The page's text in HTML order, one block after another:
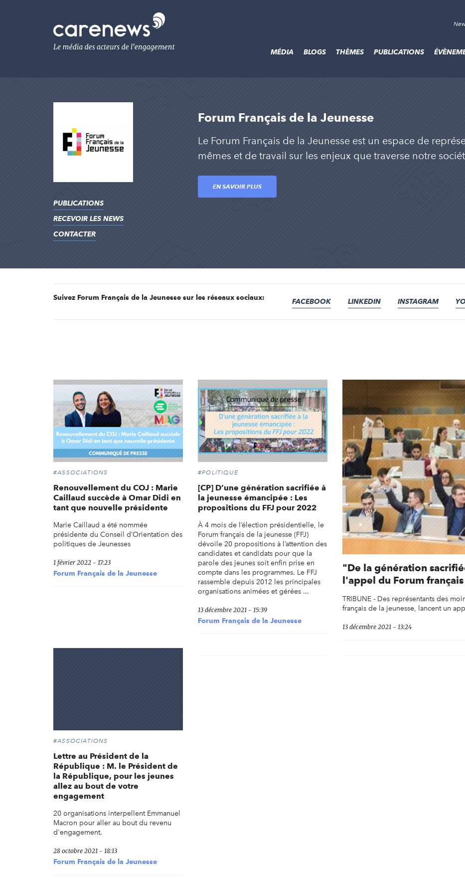
Le
média
MÉDIA BLOGS THÈMES PUBLICATIONS
PUBLICATIONS
RECEVOIR LES NEWS
CONTACTER
Forum Français de la Jeunesse
Le Forum Français de la Jeunesse est un espace de
mêmes et de travail sur les enjeux que traverse notre
EN SAVOIR PLUS
Suivez Forum Français de la Jeunesse sur les réseaux sociaux: FACEBOOK LINKEDIN INSTAGRAM
#ASSOCIATIONS
Renouvellement du COJ : Marie
Caillaud succède à Omar Didi en
tant que nouvelle présidente
Marie Caillaud a été nommée
présidente du Conseil d’Orientation des
politiques de Jeunesses
1 février 2022 - 17:23
Forum Français de la Jeunesse
#POLITIQUE
[CP] D’une génération sacrifiée à
la jeunesse émancipée : Les
propositions du FFJ pour 2022
À 4 mois de l’élection présidentielle, le
Forum français de la jeunesse (FFJ)
dévoile 20 propositions à l’attention des
candidates et candidats pour que la
parole des jeunes soit enfin prise en
compte dans les programmes. Le FFJ
rassemble depuis 2012 les principales
organisations animées et gérées ...
13 décembre 2021 - 15:39
Forum Français de la Jeunesse
"De la génération
l'appel du Forum
TRIBUNE - Des représentants des
français de la jeunesse, lancent un
13 décembre 2021 - 13:24
#ASSOCIATIONS
Lettre au Président de la
République : M. le Président de
la République, pour les jeunes
allez au bout de votre
engagement
20 organisations interpellent Emmanuel
Macron pour aller au bout du revenu
d'engagement.
28 octobre 2021 - 18:13
Forum Français de la Jeunesse